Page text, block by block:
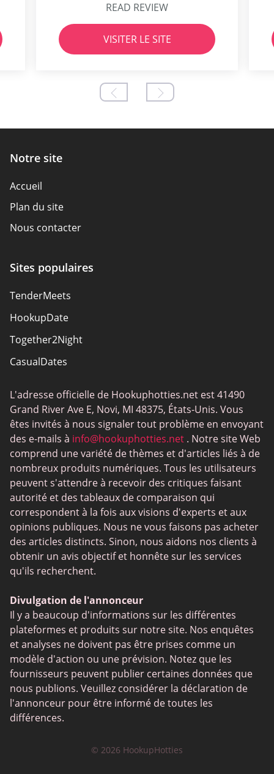
READ REVIEW
VISITER LE SITE
Notre site
Accueil
Plan du site
Nous contacter
Sites populaires
TenderMeets
HookupDate
Together2Night
СasualDates
L'adresse officielle de Hookuphotties.net est 41490
Grand River Ave E, Novi, MI 48375, États-Unis. Vous
êtes invités à nous signaler tout problème en envoyant
des e-mails à info@hookuphotties.net . Notre site Web
comprend une variété de thèmes et d'articles liés à de
nombreux produits numériques. Tous les utilisateurs
peuvent s'attendre à recevoir des critiques faisant
autorité et des tableaux de comparaison qui
correspondent à la fois aux visions d'experts et aux
opinions publiques. Nous ne vous faisons pas acheter
des articles distincts. Sinon, nous aidons nos clients à
obtenir un avis objectif et honnête sur les services
qu'ils recherchent.
Divulgation de l'annonceur
Il y a beaucoup d'informations sur les différentes
plateformes et produits sur notre site. Nos enquêtes
et analyses ne doivent pas être prises comme un
modèle d'action ou une prévision. Notez que les
fournisseurs peuvent publier certaines données que
nous publions. Veuillez considérer la déclaration de
l'annonceur pour être informé de toutes les
différences.
© 2026 HookupHotties